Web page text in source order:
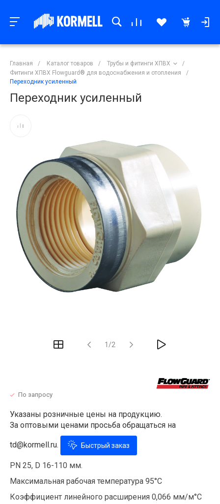
Главная / Каталог товаров / Трубы и фитинги ХПВХ
/
Фитинги ХПВХ Flowguard® для водоснабжения и отопления
/
Переходник усиленный
Переходник усиленный
1/2
По запросу
Указаны розничные цены на продукцию.
За оптовыми ценами просьба обращаться на
td@kormell.ru. Быстрый заказ
PN 25, D 16-110 мм.
Максимальная рабочая температура 95°С
Коэффициент линейного расширения 0,066 мм/м°С